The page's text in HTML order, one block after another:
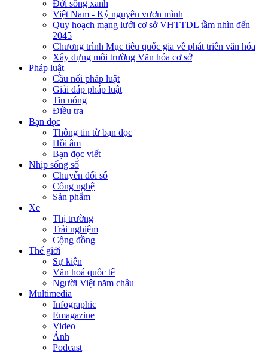
Đời sống xanh
Việt Nam - Kỷ nguyên vươn mình
Quy hoạch mạng lưới cơ sở VHTTDL tầm nhìn đến
2045
Chương trình Mục tiêu quốc gia về phát triển văn hóa
Xây dựng môi trường Văn hóa cơ sở
Pháp luật
Cầu nối pháp luật
Giải đáp pháp luật
Tin nóng
Điều tra
Bạn đọc
Thông tin từ bạn đọc
Hồi âm
Bạn đọc viết
Nhịp sống số
Chuyển đổi số
Công nghệ
Sản phẩm
Xe
Thị trường
Trải nghiệm
Cộng đồng
Thế giới
Sự kiện
Văn hoá quốc tế
Người Việt năm châu
Multimedia
Infographic
Emagazine
Video
Ảnh
Podcast